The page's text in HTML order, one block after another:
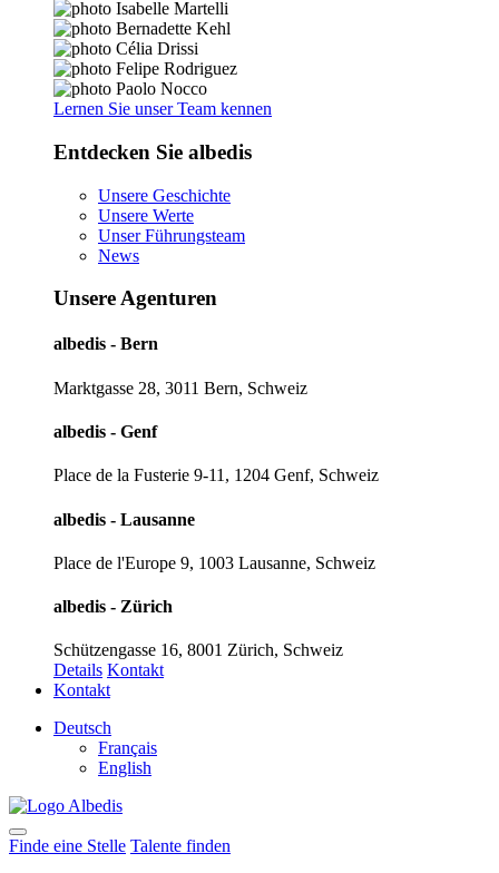
Lernen Sie unser Team kennen
Entdecken Sie albedis
Unsere Geschichte
Unsere Werte
Unser Führungsteam
News
Unsere Agenturen
albedis - Bern
Marktgasse 28, 3011 Bern, Schweiz
albedis - Genf
Place de la Fusterie 9-11, 1204 Genf, Schweiz
albedis - Lausanne
Place de l'Europe 9, 1003 Lausanne, Schweiz
albedis - Zürich
Schützengasse 16, 8001 Zürich, Schweiz
Details Kontakt
Kontakt
Deutsch
Français
English
Finde eine Stelle Talente finden